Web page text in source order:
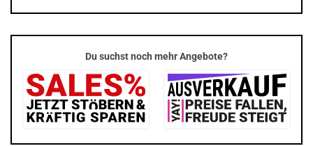
Du suchst noch mehr Angebote?